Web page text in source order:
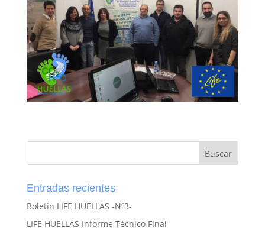
Entradas recientes
Boletín LIFE HUELLAS -Nº3-
LIFE HUELLAS Informe Técnico Final